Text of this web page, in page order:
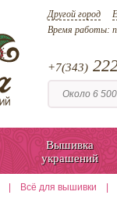
Другой город
Время работы:
+7(343)
Вышивка
украшений
Всё для вышивки